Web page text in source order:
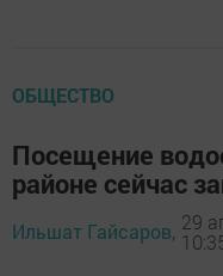
ОБЩЕСТВО
Посещение
районе сейчас
Ильшат Гайсаров, 29